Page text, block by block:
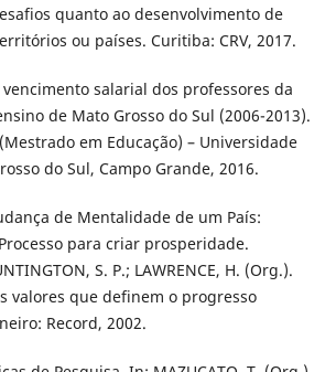
quanto ao desenvolvimento de
ou países. Curitiba: CRV, 2017.
vencimento salarial dos professores da
de Mato Grosso do Sul (2006-2013).
em Educação) – Universidade
do Sul, Campo Grande, 2016.
de Mentalidade de um País:
para criar prosperidade.
S. P.; LAWRENCE, H. (Org.).
valores que definem o progresso
Record, 2002.